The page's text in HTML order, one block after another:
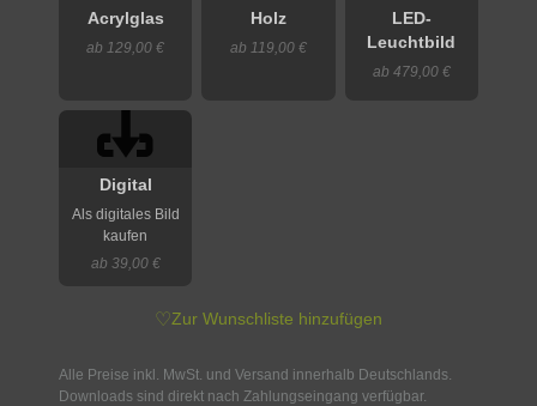
Acrylglas
ab 129,00 €
Holz
ab 119,00 €
LED-
Leuchtbild
ab 479,00 €
Digital
Als digitales Bild
kaufen
ab 39,00 €
♡Zur Wunschliste hinzufügen
Alle Preise inkl. MwSt. und Versand innerhalb Deutschlands.
Downloads sind direkt nach Zahlungseingang verfügbar.